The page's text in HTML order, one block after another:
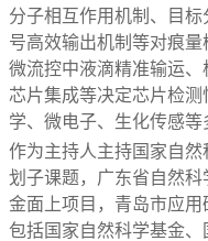
分子相互作用机制、目
号高效输出机制等对痕量
微流控中液滴精准输运
芯片集成等决定芯片检
学、微电子、生化传感等
作为主持人主持国家自
划子课题， 广东省自然科
金面上项目，青岛市应
包括国家自然科学基金